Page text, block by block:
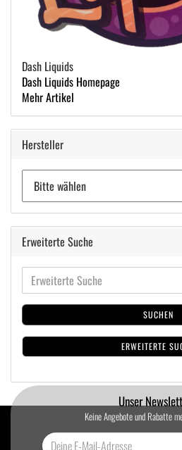
Dash Liquids
Dash Liquids Homepage
Mehr Artikel
Hersteller
Erweiterte Suche
SUCHEN
ERWEITERTE
Unser
Keine Angebote und Rabatte